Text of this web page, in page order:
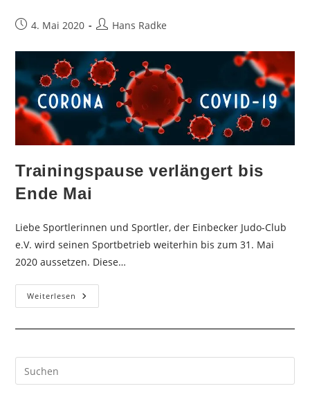
Beitrag4. Mai 2020
Beitrags-
Hans Radke
Trainingspause verlängert bis
Ende Mai
Liebe Sportlerinnen und Sportler, der Einbecker Judo-Club
e.V. wird seinen Sportbetrieb weiterhin bis zum 31. Mai
2020 aussetzen. Diese…
Weiterlesen Trainingspause
Verlängert